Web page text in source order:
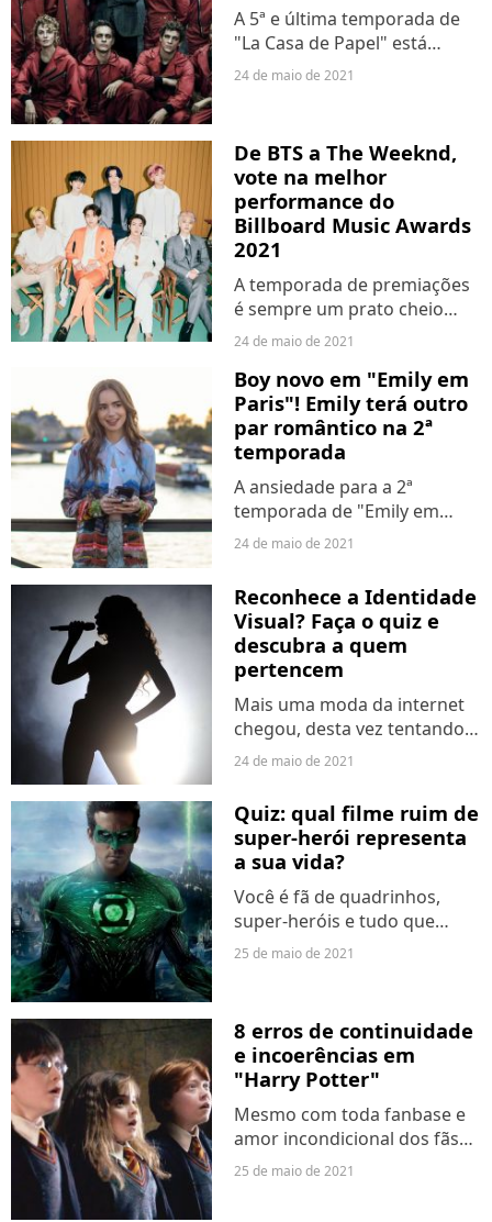
A 5ª e última temporada de
"La Casa de Papel" está
quase entre nós, mas ela
nesta segunda-feira (24) as
datas do Volume 1 e
Volume...
24 de maio de 2021
De BTS a The Weeknd,
vote na melhor
performance do
Billboard Music Awards
2021
A temporada de premiações
é sempre um prato cheio
para os fãs de música, e com
2021 não foi diferente. A
cerimônia rolou no último
domingo (23), com
apresentações...
24 de maio de 2021
Boy novo em "Emily em
Paris"! Emily terá outro
par romântico na 2ª
temporada
A ansiedade para a 2ª
temporada de "Emily em
Paris" acabou de duplicar.
feira (24), as redes sociais da
série anunciaram um novo
interesse amoroso da
nossa...
24 de maio de 2021
Reconhece a Identidade
Visual? Faça o quiz e
descubra a quem
pertencem
Mais uma moda da internet
chegou, desta vez tentando
provar se as identidades
realmente funcionam. A
partir de uma imagem com
os elementos principais, os
internautas...
24 de maio de 2021
Quiz: qual filme ruim de
super-herói representa
a sua vida?
Você é fã de quadrinhos,
super-heróis e tudo que
envolve este universo? Então
questionáveis. Ou só ruins
mesmo, né? A gente assiste...
25 de maio de 2021
8 erros de continuidade
e incoerências em
"Harry Potter"
Mesmo com toda fanbase e
amor incondicional dos fãs
ao redor do mundo pela saga
25 de maio de 2021